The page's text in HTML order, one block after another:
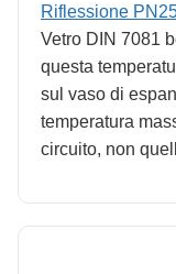
Riflessione
Vetro DIN 7081
questa
sul vaso di
temperatura
circuito, non